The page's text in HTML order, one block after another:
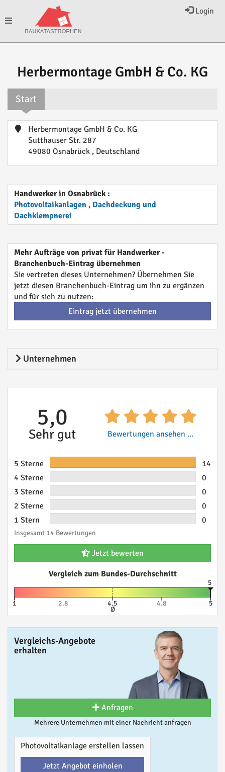
Login
Toggle
Herbermontage GmbH & Co. KG
Start
Herbermontage GmbH & Co. KG
Sutthauser Str. 287
49080 Osnabrück , Deutschland
Handwerker in Osnabrück :
Photovoltaikanlagen , Dachdeckung und
Dachklempnerei
Mehr Aufträge von privat für Handwerker -
Branchenbuch-Eintrag übernehmen
Sie vertreten dieses Unternehmen? Übernehmen Sie
jetzt diesen Branchenbuch-Eintrag um ihn zu ergänzen
und für sich zu nutzen:
Eintrag jetzt übernehmen
Unternehmen
5,0
Sehr gut Bewertungen ansehen ...
5 Sterne
14
4 Sterne
0
3 Sterne
0
2 Sterne
0
1 Stern
0
Insgesamt 14 Bewertungen
Jetzt bewerten
Vergleich zum Bundes-Durchschnitt
5
1 2.8 4.5
Ø
4.8 5
Vergleichs-Angebote
erhalten
Anfragen
Mehrere Unternehmen mit einer Nachricht anfragen
Photovoltaikanlage erstellen lassen
Jetzt Angebot einholen